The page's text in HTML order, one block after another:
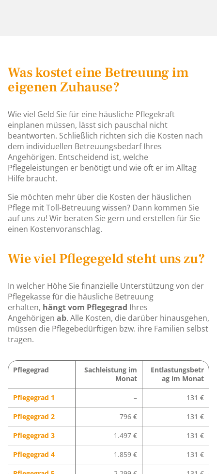
Was kostet eine Betreuung im
eigenen Zuhause?
Wie viel Geld Sie für eine häusliche Pflegekraft
einplanen müssen, lässt sich pauschal nicht
beantworten. Schließlich richten sich die Kosten nach
dem individuellen Betreuungsbedarf Ihres
Angehörigen. Entscheidend ist, welche
Pflegeleistungen er benötigt und wie oft er im Alltag
Hilfe braucht.
Sie möchten mehr über die Kosten der häuslichen
Pflege mit Toll-Betreuung wissen? Dann kommen Sie
auf uns zu! Wir beraten Sie gern und erstellen für Sie
einen Kostenvoranschlag.
Wie viel Pflegegeld steht uns zu?
In welcher Höhe Sie finanzielle Unterstützung von der
Pflegekasse für die häusliche Betreuung
erhalten, hängt vom Pflegegrad Ihres
Angehörigen ab. Alle Kosten, die darüber hinausgehen,
müssen die Pflegebedürftigen bzw. ihre Familien selbst
tragen.
Pflegegrad
Sachleistung im
Monat
Entlastungsbetr
ag im Monat
Pflegegrad 1 – 131 €
Pflegegrad 2 796 € 131 €
Pflegegrad 3 1.497 € 131 €
Pflegegrad 4 1.859 € 131 €